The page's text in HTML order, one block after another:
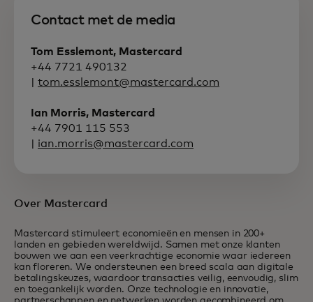
Contact met de media
Tom Esslemont, Mastercard
+44 7721 490132
tom.esslemont@mastercard.com
Ian Morris, Mastercard
+44 7901 115 553
ian.morris@mastercard.com
Over Mastercard
Mastercard stimuleert economieën en mensen in 200+
landen en gebieden wereldwijd. Samen met onze klanten
bouwen we aan een veerkrachtige economie waar iedereen
kan floreren. We ondersteunen een breed scala aan digitale
betalingskeuzes, waardoor transacties veilig, eenvoudig, slim
en toegankelijk worden. Onze technologie en innovatie,